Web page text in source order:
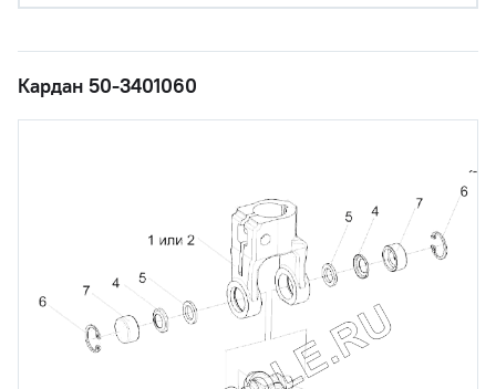
Кардан 50-3401060